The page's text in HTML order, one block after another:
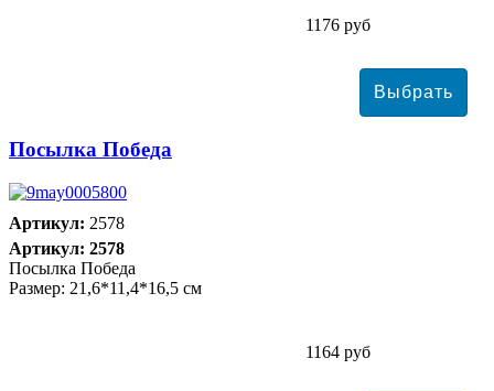
1176 руб
Посылка Победа
Артикул: 2578
Артикул: 2578
Посылка Победа
Размер: 21,6*11,4*16,5 см
1164 руб